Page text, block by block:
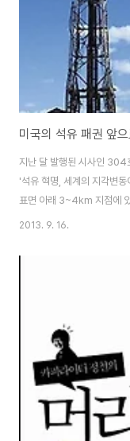
미국의 석유 패권 앞
지난 달 발행된 시사인 304
'석유 혁명, 세계의 지각변동
표면 아래 3~4km 지점에
용입니다. 이것은 가까운 장
들과 환경 학자들, 환경운동
지 개발과 사용을 주장하
줄곧 줄어들었고 석유 가
점 다가오고 있다는 실증
년부터 오히려 석유 생산량이
2013. 9. 16.